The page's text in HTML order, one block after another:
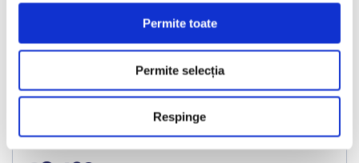
Permite toate
Permite selecția
Respinge
Volkswagen Golf
Benzina 110 HP